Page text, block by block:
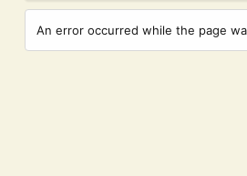
An error occurred while the page